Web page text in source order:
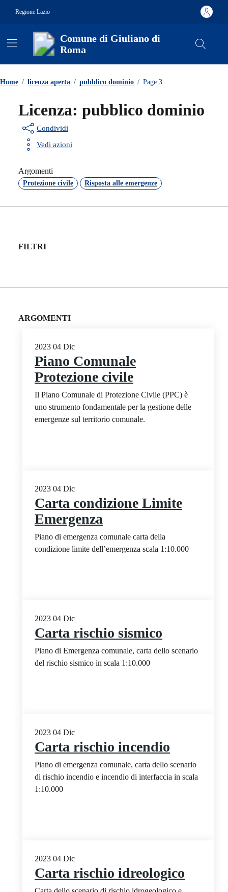
Regione Lazio
Comune di Giuliano di
Roma
Home / licenza aperta / pubblico dominio / Page 3
Licenza: pubblico dominio
Condividi
Vedi azioni
Argomenti
Protezione civile Risposta alle emergenze
FILTRI
ARGOMENTI
2023 04 Dic
Piano Comunale
Protezione civile
Il Piano Comunale di Protezione Civile (PPC) è
uno strumento fondamentale per la gestione delle
emergenze sul territorio comunale.
2023 04 Dic
Carta condizione Limite
Emergenza
Piano di emergenza comunale carta della
condizione limite dell’emergenza scala 1:10.000
2023 04 Dic
Carta rischio sismico
Piano di Emergenza comunale, carta dello scenario
del rischio sismico in scala 1:10.000
2023 04 Dic
Carta rischio incendio
Piano di emergenza comunale, carta dello scenario
di rischio incendio e incendio di interfaccia in scala
1:10.000
2023 04 Dic
Carta rischio idreologico